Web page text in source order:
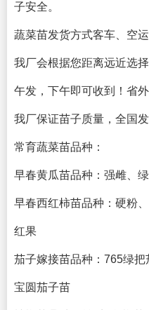
子安全。
蔬菜苗发货方式客车、空
我厂会根据您距离远近选
午发，下午即可收到！省
我厂保证苗子质量，全国发
常育蔬菜苗品种：
早春黄瓜苗品种：强雌、
早春西红柿苗品种：硬粉
红果
茄子嫁接苗品种：765绿
宝圆茄子苗